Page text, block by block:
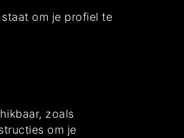
om je profiel te
zoals
om je